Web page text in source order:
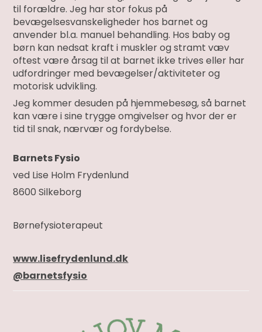
til forældre. Jeg har stor fokus på
bevægelsesvanskeligheder hos barnet og
anvender bl.a. manuel behandling. Hos baby og
børn kan nedsat kraft i muskler og stramt væv
oftest være årsag til at barnet ikke trives eller har
udfordringer med bevægelser/aktiviteter og
motorisk udvikling.
Jeg kommer desuden på hjemmebesøg, så barnet
kan være i sine trygge omgivelser og hvor der er
tid til snak, nærvær og fordybelse.
Barnets Fysio
ved Lise Holm Frydenlund
8600 Silkeborg
Børnefysioterapeut
www.lisefrydenlund.dk
@barnetsfysio